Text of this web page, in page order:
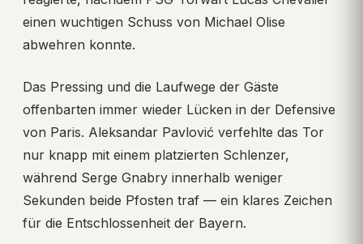
einen wuchtigen Schuss von Michael Olise
abwehren konnte.
Das Pressing und die Laufwege der Gäste
offenbarten immer wieder Lücken in der Defensive
von Paris. Aleksandar Pavlović verfehlte das Tor
nur knapp mit einem platzierten Schlenzer,
während Serge Gnabry innerhalb weniger
Sekunden beide Pfosten traf — ein klares Zeichen
für die Entschlossenheit der Bayern.